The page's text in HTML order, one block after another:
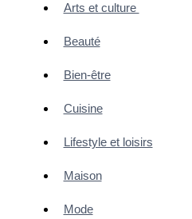
Arts et culture
Beauté
Bien-être
Cuisine
Lifestyle et loisirs
Maison
Mode